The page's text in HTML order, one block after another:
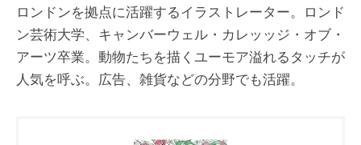
ロンドンを拠点に活躍するイラストレーター。ロンド
ン芸術大学、キャンバーウェル・カレッッジ・オブ・
アーツ卒業。動物たちを描くユーモア溢れるタッチが
人気を呼ぶ。広告、雑貨などの分野でも活躍。